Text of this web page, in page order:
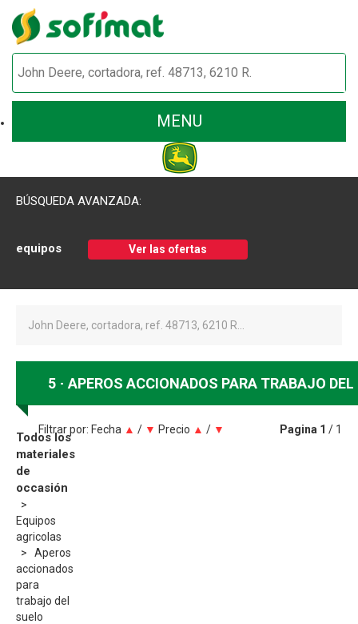
MENU
BÚSQUEDA AVANZADA:
equipos Ver las ofertas
Todos los
materiales
de
occasión
Equipos
agricolas
Aperos
accionados
para
trabajo del
suelo
5 APEROS ACCIONADOS PARA TRABAJO DEL
Filtrar por: Fecha ▲ / ▼ Precio ▲ / ▼ Pagina 1 / 1